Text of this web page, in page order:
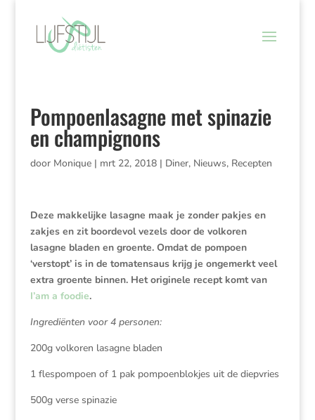
Pompoenlasagne met spinazie
en champignons
door Monique| mrt 22, 2018| Diner, Nieuws, Recepten
Deze makkelijke lasagne maak je zonder pakjes en
zakjes en zit boordevol vezels door de volkoren
lasagne bladen en groente. Omdat de pompoen
‘verstopt’ is in de tomatensaus krijg je ongemerkt veel
extra groente binnen. Het originele recept komt van
I’am a foodie.
Ingrediënten voor 4 personen:
200g volkoren lasagne bladen
1 flespompoen of 1 pak pompoenblokjes uit de diepvries
500g verse spinazie